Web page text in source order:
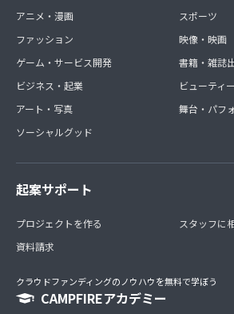
アニメ・漫画
ファッション
ゲーム・サービス開発
ビジネス・起業
アート・写真
ソーシャルグッド
スポーツ
映像・映画
書籍・雑誌
ビューティ
舞台・パフ
起案サポート
プロジェクトを作る
資料請求
スタッフに
クラウドファンディングのノウハウを無料で学ぼう
CAMPFIREアカデミー